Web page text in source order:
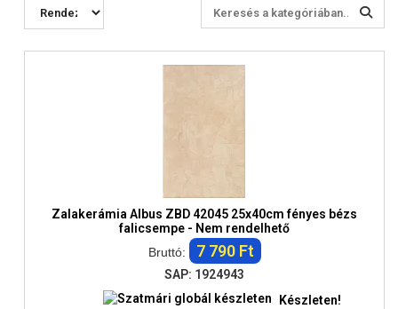
Zalakerámia Albus ZBD 42045 25x40cm fényes bézs
falicsempe - Nem rendelhető
Bruttó:
7 790 Ft
SAP: 1924943
Készleten!